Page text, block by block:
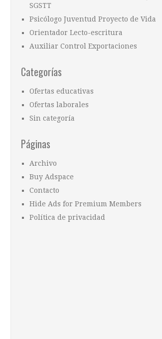
SGSTT
Psicólogo Juventud Proyecto de Vida
Orientador Lecto-escritura
Auxiliar Control Exportaciones
Categorías
Ofertas educativas
Ofertas laborales
Sin categoría
Páginas
Archivo
Buy Adspace
Contacto
Hide Ads for Premium Members
Política de privacidad